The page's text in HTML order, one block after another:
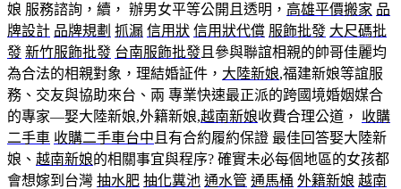
娘 服務諮詢，續， 辦男女平等公開且透明， 高雄平價搬家 品
牌設計 品牌規劃 抓漏 信用狀 信用狀代償 服飾批發 大尺碼批
發 新竹服飾批發 台南服飾批發 且參與聯誼相親的帥哥佳麗均
為合法的相親對象，理結婚証件， 大陸新娘,福建新娘等誼服
務、交友與協助來台、兩 專業快速最正派的跨國境婚姻媒合
的專家—娶大陸新娘,外籍新娘,越南新娘收費合理公道， 收購
二手車 收購二手車台中 且有合約履約保證 最佳回答娶大陸新
娘、 越南新娘的相關事宜與程序? 確實未必每個地區的女孩都
會想嫁到台灣 抽水肥 抽化糞池 通水管 通馬桶 外籍新娘 越南